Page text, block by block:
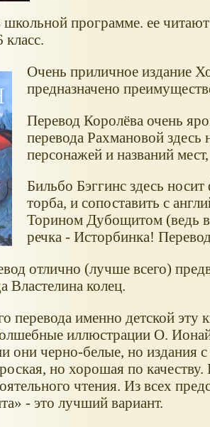
школьной программе. ее
класс.
Очень приличное издание
предназначено
Перевод Королёва очень
перевода Рахмановой
персонажей и названий
Бильбо Бэггинс здесь
торба, и сопоставить с
Торином Дубощитом (ведь
речка - Исторбинка!
отлично (лучше всего)
Властелина колец.
перевода именно детской эту
иллюстрации О.
они черно-белые, но издания
но хорошая по
чтения. Из всех
- это лучший вариант.